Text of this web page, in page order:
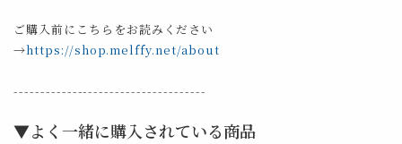
ご購入前にこちらをお読みください
→https://shop.melffy.net/about
------------------------------------
▼よく一緒に購入されている商品